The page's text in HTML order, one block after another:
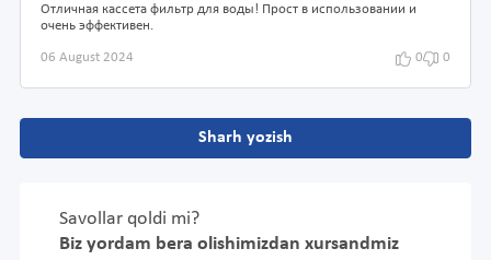
Отличная кассета фильтр для воды! Прост в использовании и
очень эффективен.
06 August 2024 0 0
Sharh yozish
Savollar qoldi mi?
Biz yordam bera olishimizdan xursandmiz